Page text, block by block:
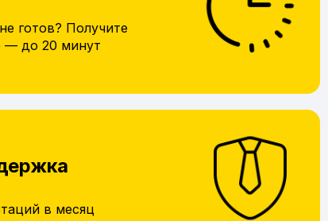
готов? Получите
— до 20 минут
в месяц